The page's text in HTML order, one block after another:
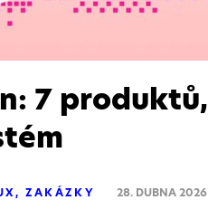
7 produktů,
ZAKÁZKY 28. DUBNA 2026